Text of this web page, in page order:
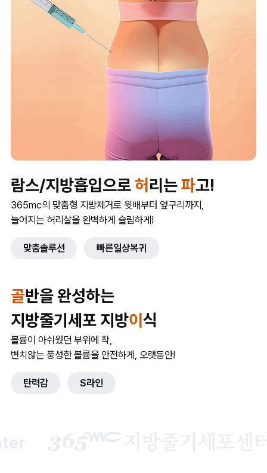
람스/지방흡입으로허 리는파고!
365mc의 맞춤형 지방제거로 윗배부터 옆구리까지,
늘어지는 허리살을 완벽하게 슬림하게!
맞춤솔루션 빠른일상복귀
골반을 완성하는
지방줄기세포 지방이 식
볼륨이 아쉬웠던 부위에 착,
변치않는 풍성한 볼륨을 안전하게, 오랫동안!
탄력감 S라인